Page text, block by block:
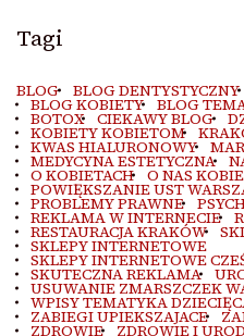
Tagi
BLOG BLOG DENTYSTYCZNY
BLOG KOBIETY BLOG
BOTOX CIEKAWY BLOG
KOBIETY KOBIETOM
KWAS HIALURONOWY
MEDYCYNA ESTETYCZNA
O KOBIETACH O NAS
POWIĘKSZANIE UST
PROBLEMY PRAWNE
REKLAMA W INTERNECIE
RESTAURACJA KRAKÓW
SKLEPY INTERNETOWE
SKLEPY INTERNETOWE
SKUTECZNA REKLAMA
USUWANIE ZMARSZCZEK
WPISY TEMATYKA
ZABIEGI UPIEKSZAJACE
ZDROWIE ZDROWIE I